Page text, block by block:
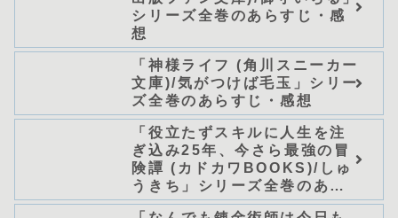
シリーズ全巻のあらすじ・感
想
「神様ライフ (角川スニーカー
文庫)/気がつけば毛玉」シリー
ズ全巻のあらすじ・感想
「役立たずスキルに人生を注
ぎ込み25年、今さら最強の冒
険譚 (カドカワBOOKS)/しゅ
うきち」シリーズ全巻のあら
すじ・感想